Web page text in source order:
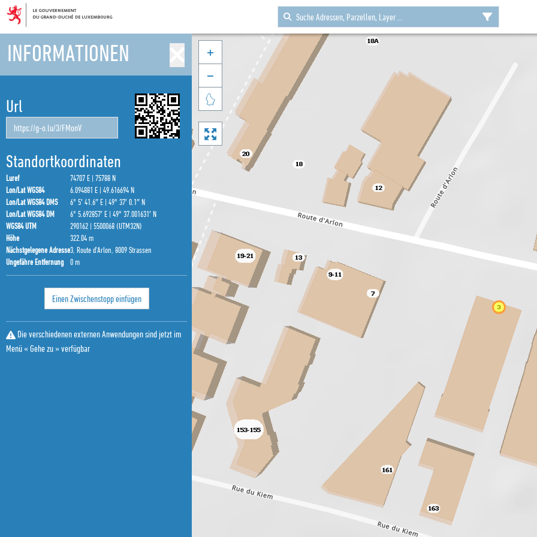
INFORMATIONEN
Url
Standortkoordinaten
Luref
74707 E | 75788 N
Lon/Lat WGS84
6.094881 E | 49.616694 N
Lon/Lat WGS84 DMS
6° 5′ 41.6″ E | 49° 37′ 0.1″ N
Lon/Lat WGS84 DM
6° 5.692857′ E | 49° 37.001631′ N
WGS84 UTM
290162 | 5500068 (UTM32N)
Höhe
322.04 m
Nächstgelegene Adresse3, Route d'Arlon, 8009 Strassen
Ungefähre Entfernung
0 m
Einen Zwischenstopp einfügen
Die verschiedenen externen Anwendungen sind jetzt im
Menü « Gehe zu » verfügbar



